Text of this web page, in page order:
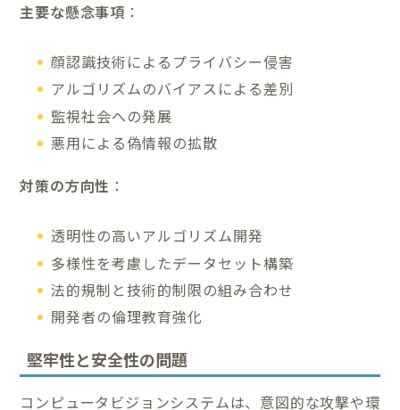
主要な懸念事項 ：
顔認識技術によるプライバシー侵害
アルゴリズムのバイアスによる差別
監視社会への発展
悪用による偽情報の拡散
対策の方向性 ：
透明性の高いアルゴリズム開発
多様性を考慮したデータセット構築
法的規制と技術的制限の組み合わせ
開発者の倫理教育強化
堅牢性と安全性の問題
コンピュータビジョンシステムは、意図的な攻撃や環